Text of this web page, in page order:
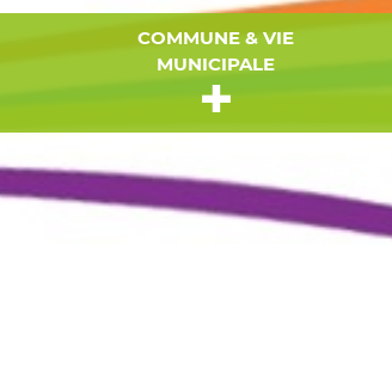
COMMUNE & VIE
MUNICIPALE